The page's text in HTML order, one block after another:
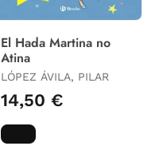
El Hada Martina no
Atina
LÓPEZ ÁVILA, PILAR
14,50 €